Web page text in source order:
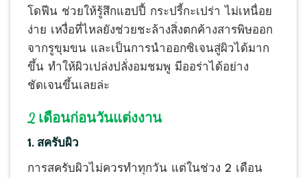
โดฟีน ช่วยให้รู้สึกแฮปปี้ กระปรี้กะเปร่า ไม่เหนื่อย
ง่าย เหงื่อที่ไหลยังช่วยชะล้างสิ่งตกค้างสารพิษออก
จากรูขุมขน และเป็นการนำออกซิเจนสู่ผิวได้มาก
ขึ้น ทำให้ผิวเปล่งปลั่งอมชมพู มีออร่าได้อย่าง
ชัดเจนขึ้นเลยล่ะ
2 เดือนก่อนวันแต่งงาน
1. สครับผิว
การสครับผิวไม่ควรทำทุกวัน แต่ในช่วง 2 เดือน